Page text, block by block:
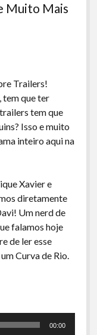
Muito Mais
Trailers!
tem que ter
tem que
Isso e muito
inteiro aqui na
Xavier e
diretamente
Um nerd de
falamos hoje
de ler esse
Curva de Rio.
00:00